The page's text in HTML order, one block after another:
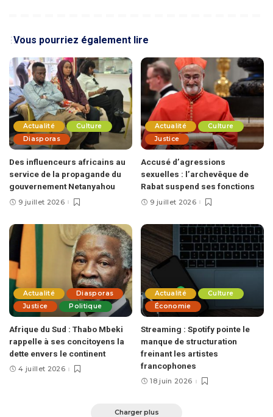
Vous pourriez également lire
Actualité
Culture
Diasporas
Des influenceurs africains au
service de la propagande du
gouvernement Netanyahou
9 juillet 2026
Actualité
Culture
Justice
Accusé d’agressions
sexuelles : l’archevêque de
Rabat suspend ses fonctions
9 juillet 2026
Actualité
Diasporas
Justice
Politique
Afrique du Sud : Thabo Mbeki
rappelle à ses concitoyens la
dette envers le continent
4 juillet 2026
Actualité
Culture
Économie
Streaming : Spotify pointe le
manque de structuration
freinant les artistes
francophones
18 juin 2026
Charger plus